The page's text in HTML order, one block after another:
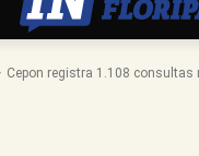
Cepon registra 1.108 consultas